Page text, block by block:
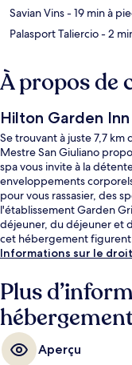
Savian Vins- 19 min à
Palasport Taliercio- 2
À propos de
Hilton Garden
Se trouvant à juste 7,7 km
Mestre San Giuliano
spa vous invite à la
enveloppements
pour vous rassasier, des
l'établissement Garden
déjeuner, du déjeuner et
cet hébergement figurent
h/24, et une salle de
générale.
Informations sur le
Plus
Aperçu